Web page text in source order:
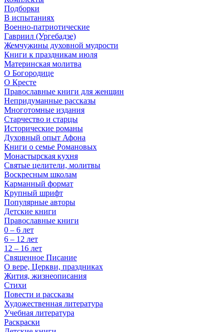
Подборки
В испытаниях
Военно-патриотические
Гавриил (Ургебадзе)
Жемчужины духовной мудрости
Книги к праздникам июля
Материнская молитва
О Богородице
О Кресте
Православные книги для женщин
Непридуманные рассказы
Многотомные издания
Старчество и старцы
Исторические романы
Духовный опыт Афона
Книги о семье Романовых
Монастырская кухня
Святые целители, молитвы
Воскресным школам
Карманный формат
Крупный шрифт
Популярные авторы
Детские книги
Православные книги
0 – 6 лет
6 – 12 лет
12 – 16 лет
Священное Писание
О вере, Церкви, праздниках
Жития, жизнеописания
Стихи
Повести и рассказы
Художественная литература
Учебная литература
Раскраски